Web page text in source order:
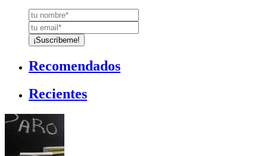
Recomendados
Recientes